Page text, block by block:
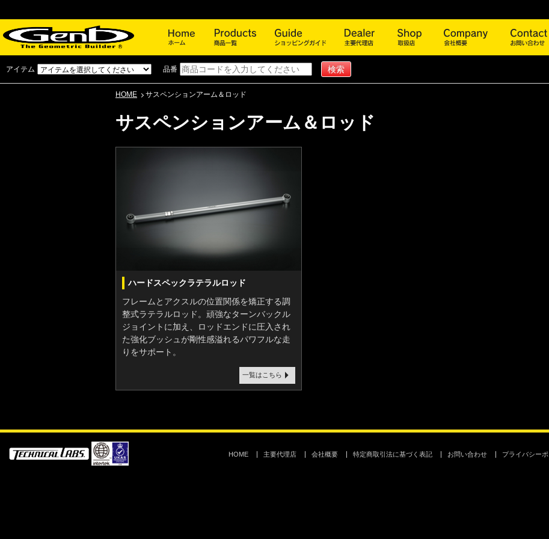
アイテム 品番
HOME サスペンションアーム＆ロッド
サスペンションアーム＆ロッド
ハードスペックラテラルロッド
フレームとアクスルの位置関係を矯正する調
整式ラテラルロッド。頑強なターンバックル
ジョイントに加え、ロッドエンドに圧入され
た強化ブッシュが剛性感溢れるパワフルな走
りをサポート。
一覧はこちら
HOME 主要代理店 会社概要 特定商取引法に基づく表記 お問い合わせ プライバシー